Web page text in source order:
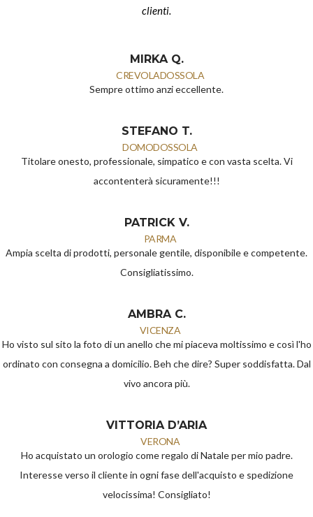
clienti.
MIRKA Q.
CREVOLADOSSOLA
Sempre ottimo anzi eccellente.
STEFANO T.
DOMODOSSOLA
Titolare onesto, professionale, simpatico e con vasta scelta. Vi
accontenterà sicuramente!!!
PATRICK V.
PARMA
Ampia scelta di prodotti, personale gentile, disponibile e competente.
Consigliatissimo.
AMBRA C.
VICENZA
Ho visto sul sito la foto di un anello che mi piaceva moltissimo e così l'ho
ordinato con consegna a domicilio. Beh che dire? Super soddisfatta. Dal
vivo ancora più.
VITTORIA D’ARIA
VERONA
Ho acquistato un orologio come regalo di Natale per mio padre.
Interesse verso il cliente in ogni fase dell'acquisto e spedizione
velocissima! Consigliato!